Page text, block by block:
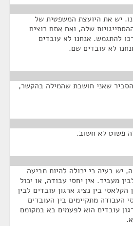
יש את היועצת המשפטית של
שלה, ואם אתם רוצים
להתגמש. אנחנו לא עובדים
לא עובדים שם.
שאני חושבת שהמילה בהקשר,
פשוט לא חשוב.
יש בעיה כי יכולה להיות תביעה
מעביד. אין יחסי עבודה, או יכול
בין נציג ארגון עובדים לבין
העבודה מתקיימים בין העובדים
עובדים הוא לפעמים בא במקומם